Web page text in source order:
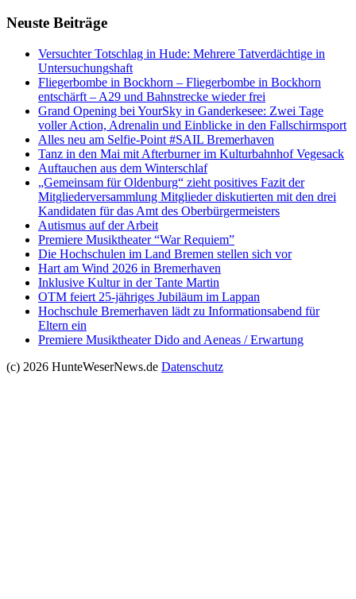
Neuste Beiträge
Versucht­er Totschlag in Hude: Mehrere Tatverdächtige in
Untersuchungshaft
Fliegerbombe in Bockhorn – Fliegerbombe in Bockhorn
entschärft – A29 und Bahnstrecke wieder frei
Grand Opening bei YourSky in Ganderkesee: Zwei Tage
voller Action, Adrenalin und Einblicke in den Fallschirmsport
Alles neu am Selfie-Point #SAIL Bremerhaven
Tanz in den Mai mit Afterburner im Kulturbahnhof Vegesack
Auftauchen aus dem Winterschlaf
„Gemeinsam für Oldenburg“ zieht positives Fazit der
Mitgliederversammlung Mitglieder diskutierten mit den drei
Kandidaten für das Amt des Oberbürgermeisters
Autismus auf der Arbeit
Premiere Musiktheater “War Requiem”
Die Hochschulen im Land Bremen stellen sich vor
Hart am Wind 2026 in Bremerhaven
Inklusive Kultur in der Tante Martin
OTM feiert 25-jähriges Jubiläum im Lappan
Hochschule Bremerhaven lädt zu Informationsabend für
Eltern ein
Premiere Musiktheater Dido and Aeneas / Erwartung
(c) 2026 HunteWeserNews.de Datenschutz